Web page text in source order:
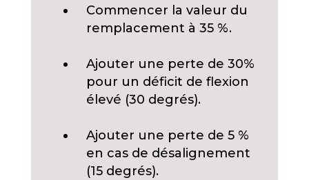
Commencer la valeur du
remplacement à 35 %.
Ajouter une perte de 30%
pour un déficit de flexion
élevé (30 degrés).
Ajouter une perte de 5 %
en cas de désalignement
(15 degrés).